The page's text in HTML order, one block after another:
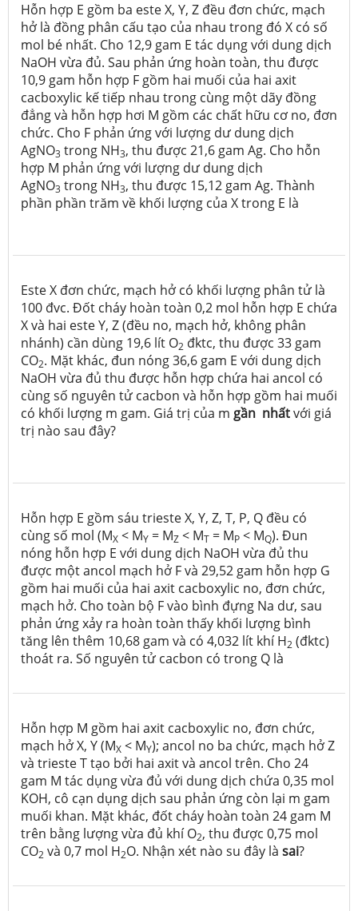
Hỗn hợp E gồm ba este X, Y, Z đều đơn chức, mạch
hở là đồng phân cấu tạo của nhau trong đó X có số
mol bé nhất. Cho 12,9 gam E tác dụng với dung dịch
NaOH vừa đủ. Sau phản ứng hoàn toàn, thu được
10,9 gam hỗn hợp F gồm hai muối của hai axit
cacboxylic kế tiếp nhau trong cùng một dãy đồng
đẳng và hỗn hợp hơi M gồm các chất hữu cơ no, đơn
chức. Cho F phản ứng với lượng dư dung dịch
AgNO3 trong NH3, thu được 21,6 gam Ag. Cho hỗn
hợp M phản ứng với lượng dư dung dịch
AgNO3 trong NH3, thu được 15,12 gam Ag. Thành
phần phần trăm về khối lượng của X trong E là
Este X đơn chức, mạch hở có khối lượng phân tử là
100 đvc. Đốt cháy hoàn toàn 0,2 mol hỗn hợp E chứa
X và hai este Y, Z (đều no, mạch hở, không phân
nhánh) cần dùng 19,6 lít O2 đktc, thu được 33 gam
CO2. Mặt khác, đun nóng 36,6 gam E với dung dịch
NaOH vừa đủ thu được hỗn hợp chứa hai ancol có
cùng số nguyên tử cacbon và hỗn hợp gồm hai muối
có khối lượng m gam. Giá trị của m gần nhấtvới giá
trị nào sau đây?
Hỗn hợp E gồm sáu trieste X, Y, Z, T, P, Q đều có
cùng số mol (MX < MY = MZ < MT = MP < MQ). Đun
nóng hỗn hợp E với dung dịch NaOH vừa đủ thu
được một ancol mạch hở F và 29,52 gam hỗn hợp G
gồm hai muối của hai axit cacboxylic no, đơn chức,
mạch hở. Cho toàn bộ F vào bình đựng Na dư, sau
phản ứng xảy ra hoàn toàn thấy khối lượng bình
tăng lên thêm 10,68 gam và có 4,032 lít khí H2 (đktc)
thoát ra. Số nguyên tử cacbon có trong Q là
Hỗn hợp M gồm hai axit cacboxylic no, đơn chức,
mạch hở X, Y (MX < MY); ancol no ba chức, mạch hở Z
và trieste T tạo bởi hai axit và ancol trên. Cho 24
gam M tác dụng vừa đủ với dung dịch chứa 0,35 mol
KOH, cô cạn dụng dịch sau phản ứng còn lại m gam
muối khan. Mặt khác, đốt cháy hoàn toàn 24 gam M
trên bằng lượng vừa đủ khí O2, thu được 0,75 mol
CO2 và 0,7 mol H2O. Nhận xét nào su đây là sai?